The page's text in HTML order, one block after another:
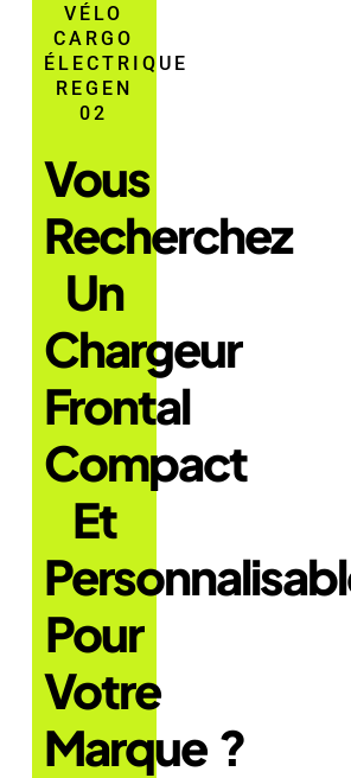
VÉLO
CARGO
ÉLECTRIQUE
REGEN
02
Vous
Recherchez
Un
Chargeur
Frontal
Compact
Et
Pour
Votre
Marque ?